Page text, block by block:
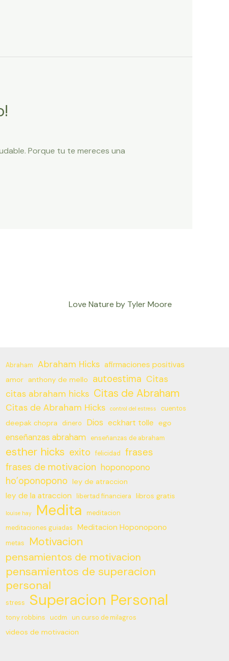
Porque tu te mereces una
Love Nature by Tyler Moore
Abraham Abraham Hicks afirmaciones positivas
amor anthony de mello autoestima Citas
citas abraham hicks Citas de Abraham
Citas de Abraham Hicks control del estress cuentos
deepak chopra dinero Dios eckhart tolle ego
enseñanzas abraham enseñanzas de abraham
esther hicks exito felicidad frases
frases de motivacion hoponopono
ho’oponopono ley de atraccion
ley de la atraccion libertad financiera libros gratis
louise hay Medita
meditacion
meditaciones guiadas
Meditacion Hoponopono
metas Motivacion
pensamientos de motivacion
pensamientos de superacion
personal
stress Superacion Personal
tony robbins ucdm un curso de milagros
videos de motivacion